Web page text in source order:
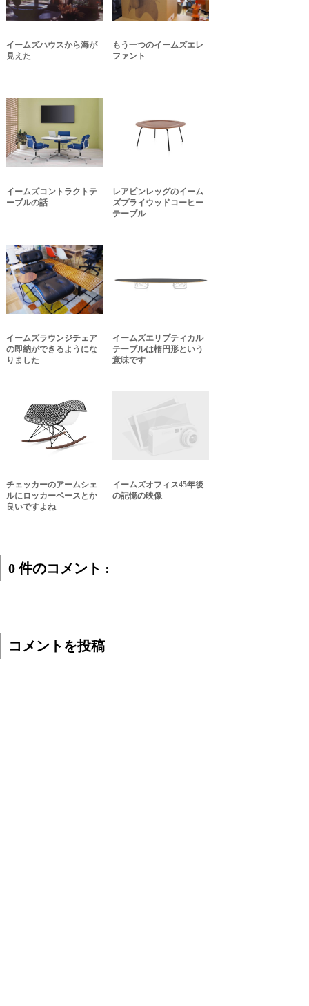
イームズハウスから海が
見えた
もう一つのイームズエレ
ファント
イームズコントラクトテ
ーブルの話
レアピンレッグのイーム
ズプライウッドコーヒー
テーブル
イームズラウンジチェア
の即納ができるようにな
りました
イームズエリプティカル
テーブルは楕円形という
意味です
チェッカーのアームシェ
ルにロッカーベースとか
良いですよね
イームズオフィス45年後
の記憶の映像
0 件のコメント :
コメントを投稿